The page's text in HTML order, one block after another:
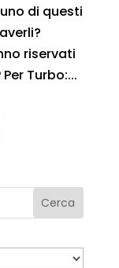
di questi
riservati
Turbo:...